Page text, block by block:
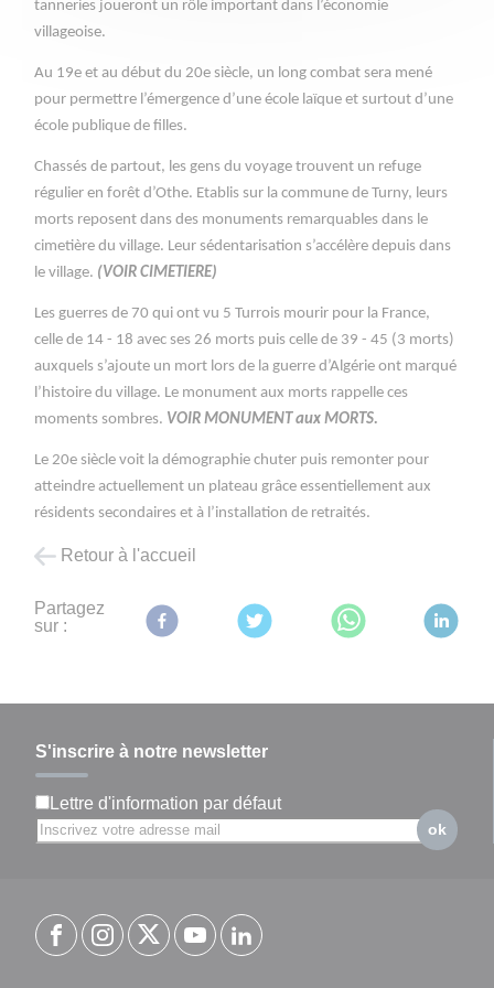
tanneries joueront un rôle important dans l’économie
villageoise.
Au 19e et au début du 20e siècle, un long combat sera mené
pour permettre l’émergence d’une école laïque et surtout d’une
école publique de filles.
Chassés de partout, les gens du voyage trouvent un refuge
régulier en forêt d’Othe. Etablis sur la commune de Turny, leurs
morts reposent dans des monuments remarquables dans le
cimetière du village. Leur sédentarisation s’accélère depuis dans
le village. (VOIR CIMETIERE)
Les guerres de 70 qui ont vu 5 Turrois mourir pour la France,
celle de 14 - 18 avec ses 26 morts puis celle de 39 - 45 (3 morts)
auxquels s’ajoute un mort lors de la guerre d’Algérie ont marqué
l’histoire du village. Le monument aux morts rappelle ces
moments sombres. VOIR MONUMENT aux MORTS.
Le 20e siècle voit la démographie chuter puis remonter pour
atteindre actuellement un plateau grâce essentiellement aux
résidents secondaires et à l’installation de retraités.
Retour à l'accueil
Partagez
sur :
S'inscrire à notre newsletter
Lettre d'information par défaut
ok